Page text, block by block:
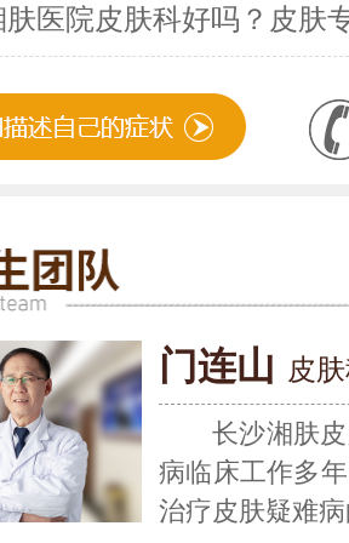
医院皮肤科好吗？皮肤
门连山 皮
长沙湘肤
病临床工作多
治疗皮肤疑难